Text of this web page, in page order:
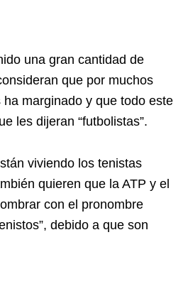
una gran cantidad de
que por muchos
marginado y que todo este
les dijeran “futbolistas”.
viviendo los tenistas
quieren que la ATP y el
con el pronombre
debido a que son